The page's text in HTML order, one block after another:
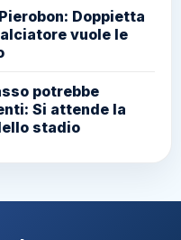
Doppietta
vuole le
potrebbe
Si attende la
stadio